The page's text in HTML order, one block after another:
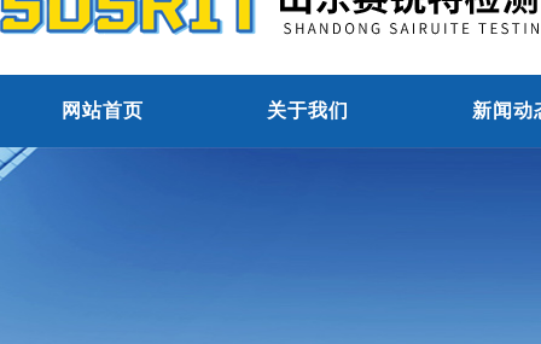
网站首页 关于我们 新闻动